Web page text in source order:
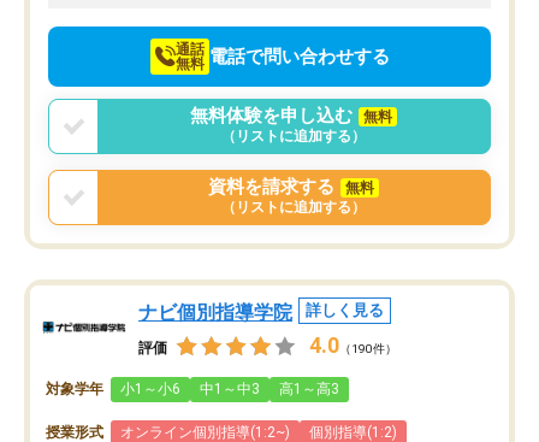
通話
無料 電話で問い合わせする
無料体験を申し込む
無料
（リストに追加する）
資料を請求する
無料
（リストに追加する）
ナビ個別指導学院 詳しく見る
評価 4.0 （190件）
対象学年 小1～小6 中1～中3 高1～高3
授業形式 オンライン個別指導(1:2~) 個別指導(1:2)